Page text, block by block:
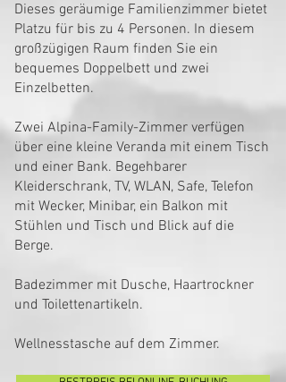
Dieses geräumige Familienzimmer bietet
Platzu für bis zu 4 Personen. In diesem
großzügigen Raum finden Sie ein
bequemes Doppelbett und zwei
Einzelbetten.
Zwei Alpina-Family-Zimmer verfügen
über eine kleine Veranda mit einem Tisch
und einer Bank. Begehbarer
Kleiderschrank, TV, WLAN, Safe, Telefon
mit Wecker, Minibar, ein Balkon mit
Stühlen und Tisch und Blick auf die
Berge.
Badezimmer mit Dusche, Haartrockner
und Toilettenartikeln.
Wellnesstasche auf dem Zimmer.​